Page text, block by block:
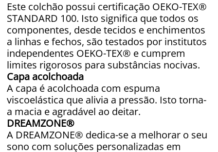
Este colchão possui certificação OEKO-TEX®
STANDARD 100. Isto significa que todos os
componentes, desde tecidos e enchimentos
a linhas e fechos, são testados por institutos
independentes OEKO-TEX® e cumprem
limites rigorosos para substâncias nocivas.
Capa acolchoada
A capa é acolchoada com espuma
viscoelástica que alivia a pressão. Isto torna-
a macia e agradável ao deitar.
DREAMZONE®
A DREAMZONE® dedica-se a melhorar o seu
sono com soluções personalizadas em